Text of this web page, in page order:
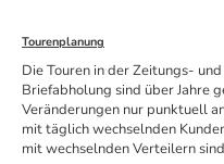
Tourenplanung
Die Touren in der Zeitungs-
Briefabholung sind über Jahre
Veränderungen nur punktuell
mit täglich wechselnden
mit wechselnden Verteilern